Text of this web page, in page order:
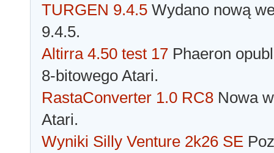
TURGEN 9.4.5 Wydano nową
9.4.5.
Altirra 4.50 test 17 Phaeron
8-bitowego Atari.
RastaConverter 1.0 RC8 Nowa
Atari.
Wyniki Silly Venture 2k26 SE